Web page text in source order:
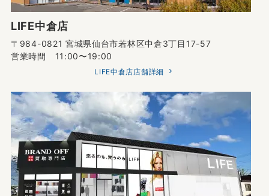
LIFE中倉店
〒984-0821 宮城県仙台市若林区中倉3丁目17-57
営業時間 11:00〜19:00
LIFE中倉店店舗詳細